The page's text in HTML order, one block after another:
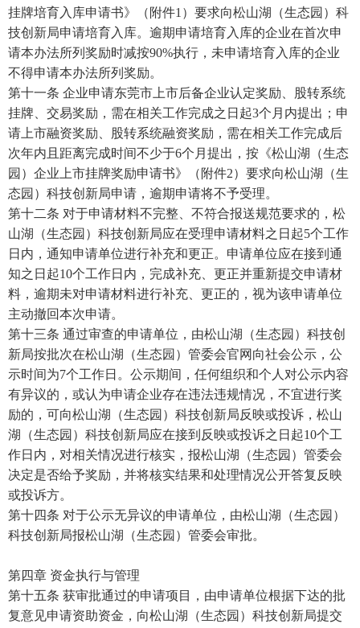
挂牌培育入库申请书》（附件1）要求向松山湖（生态园）科
技创新局申请培育入库。逾期申请培育入库的企业在首次申
请本办法所列奖励时减按90%执行，未申请培育入库的企业
不得申请本办法所列奖励。
第十一条 企业申请东莞市上市后备企业认定奖励、股转系统
挂牌、交易奖励，需在相关工作完成之日起3个月内提出；申
请上市融资奖励、股转系统融资奖励，需在相关工作完成后
次年内且距离完成时间不少于6个月提出，按《松山湖（生态
园）企业上市挂牌奖励申请书》（附件2）要求向松山湖（生
态园）科技创新局申请，逾期申请将不予受理。
第十二条 对于申请材料不完整、不符合报送规范要求的，松
山湖（生态园）科技创新局应在受理申请材料之日起5个工作
日内，通知申请单位进行补充和更正。申请单位应在接到通
知之日起10个工作日内，完成补充、更正并重新提交申请材
料，逾期未对申请材料进行补充、更正的，视为该申请单位
主动撤回本次申请。
第十三条 通过审查的申请单位，由松山湖（生态园）科技创
新局按批次在松山湖（生态园）管委会官网向社会公示，公
示时间为7个工作日。公示期间，任何组织和个人对公示内容
有异议的，或认为申请企业存在违法违规情况，不宜进行奖
励的，可向松山湖（生态园）科技创新局反映或投诉，松山
湖（生态园）科技创新局应在接到反映或投诉之日起10个工
作日内，对相关情况进行核实，报松山湖（生态园）管委会
决定是否给予奖励，并将核实结果和处理情况公开答复反映
或投诉方。
第十四条 对于公示无异议的申请单位，由松山湖（生态园）
科技创新局报松山湖（生态园）管委会审批。
第四章 资金执行与管理
第十五条 获审批通过的申请项目，由申请单位根据下达的批
复意见申请资助资金，向松山湖（生态园）科技创新局提交